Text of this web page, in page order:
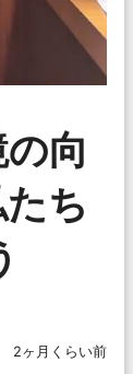
向
ち
2ヶ月くらい前